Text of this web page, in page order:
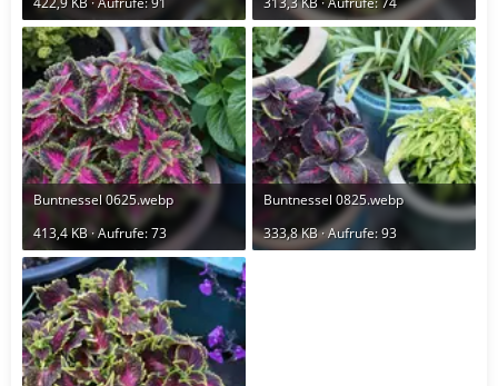
Buntnessel 0625.webp
413,4 KB · Aufrufe: 73
Buntnessel 0825.webp
333,8 KB · Aufrufe: 93